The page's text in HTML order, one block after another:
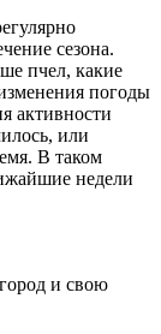
сезона.
пчел, какие
погоды
активности
или
В таком
недели
и свою